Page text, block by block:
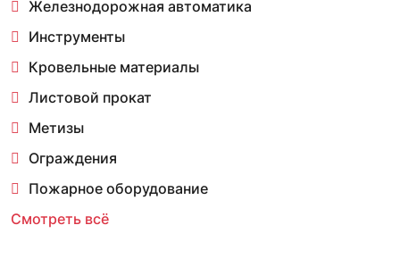
Железнодорожная автоматика
Инструменты
Кровельные материалы
Листовой прокат
Метизы
Ограждения
Пожарное оборудование
Смотреть всё